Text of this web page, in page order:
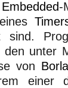
Embedded-
sind.
unter
von
einer